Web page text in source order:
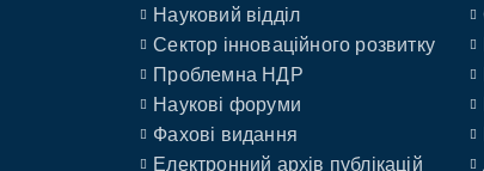
Науковий відділ
Сектор інноваційного розвитку
Проблемна НДР
Наукові форуми
Фахові видання
Електронний архів публікацій